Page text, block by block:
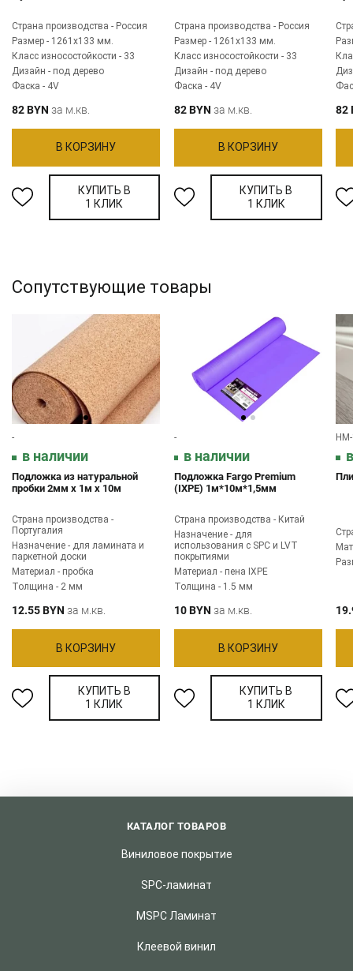
Страна производства - Россия
Размер - 1261х133 мм.
Класс износостойкости - 33
Дизайн - под дерево
Фаска - 4V
82 BYN за м.кв.
В КОРЗИНУ
КУПИТЬ В
1 КЛИК
Страна производства - Россия
Размер - 1261х133 мм.
Класс износостойкости - 33
Дизайн - под дерево
Фаска - 4V
82 BYN за м.кв.
В КОРЗИНУ
КУПИТЬ В
1 КЛИК
82
Сопутствующие товары
-
в наличии
Подложка из натуральной
пробки 2мм х 1м х 10м
Страна производства -
Португалия
Назначение - для ламината и
паркетной доски
Материал - пробка
Толщина - 2 мм
12.55 BYN за м.кв.
В КОРЗИНУ
КУПИТЬ В
1 КЛИК
-
в наличии
Подложка Fargo Premium
(IXPE) 1м*10м*1,5мм
Страна производства - Китай
Назначение - для
использования с SPC и LVT
покрытиями
Материал - пена IXPE
Толщина - 1.5 мм
10 BYN за м.кв.
В КОРЗИНУ
КУПИТЬ В
1 КЛИК
КАТАЛОГ ТОВАРОВ
Виниловое покрытие
SPC-ламинат
MSPC Ламинат
Клеевой винил